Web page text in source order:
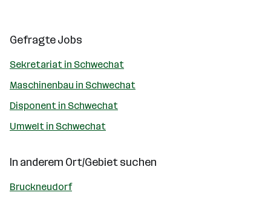
Gefragte Jobs
Sekretariat in Schwechat
Maschinenbau in Schwechat
Disponent in Schwechat
Umwelt in Schwechat
In anderem Ort/Gebiet suchen
Bruckneudorf